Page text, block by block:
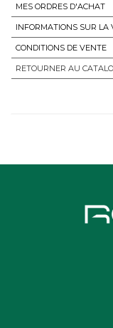
MES ORDRES D'ACHAT
INFORMATIONS SUR LA
CONDITIONS DE VENTE
RETOURNER AU